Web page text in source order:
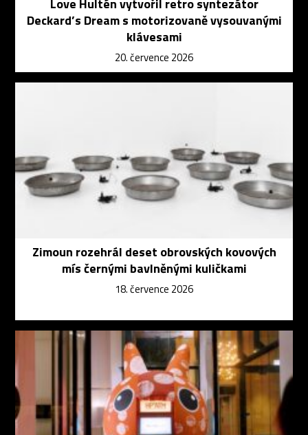
Deckard’s Dream s motorizovaně vysouvanými
klávesami
20. července 2026
Zimoun rozehrál deset obrovských kovových
mís černými bavlněnými kuličkami
18. července 2026